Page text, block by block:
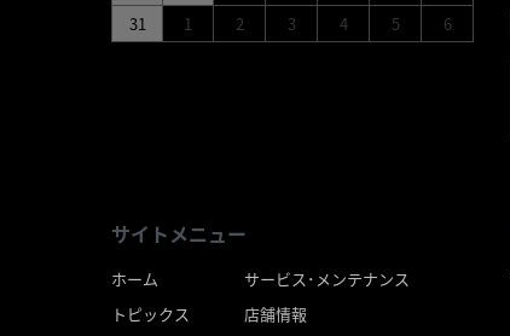
31
1 2 3 4 5 6
サイトメニュー
ホーム
トピックス
サービス･メンテナンス
店舗情報